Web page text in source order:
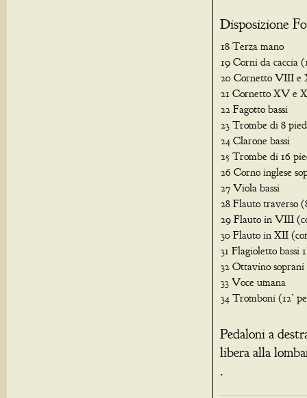
Disposizione
18 Terza mano
19 Corni da caccia
20 Cornetto VIII e
21 Cornetto XV e
22 Fagotto bassi
23 Trombe di 8
24 Clarone bassi
25 Trombe di 16
26 Corno inglese
27 Viola bassi
28 Flauto traverso
29 Flauto in VIII
30 Flauto in XII
31 Flagioletto bassi
32 Ottavino soprani
33 Voce umana
34 Tromboni (12’
Pedaloni a
libera alla
.